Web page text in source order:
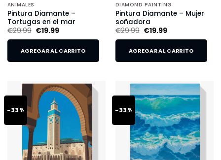
ANIMALES
Pintura Diamante –
Tortugas en el mar
€29.99 €19.99
AGREGAR AL CARRITO
DIAMOND PAINTING
Pintura Diamante – Mujer
soñadora
€29.99 €19.99
AGREGAR AL CARRITO
-33% -33%